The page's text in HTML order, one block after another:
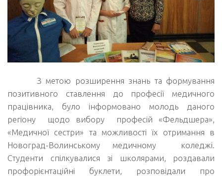
З метою розширення знань та формування
позитивного ставлення до професії медичного
працівника, було інформовано молодь даного
регіону щодо вибору професій «Фельдшера»,
«Медичної сестри» та можливості їх отримання в
Новоград-Волинському медичному коледжі.
Студенти спілкувалися зі школярами, роздавали
профорієнтаційні буклети, розповідали про